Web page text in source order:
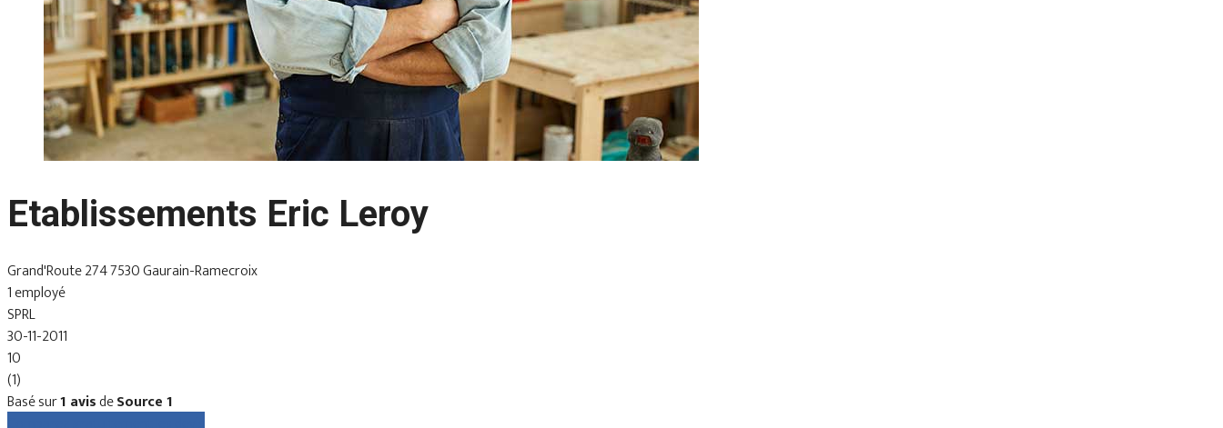
Etablissements Eric Leroy
Grand'Route 274 7530 Gaurain-Ramecroix
1 employé
SPRL
30-11-2011
10
(1)
Basé sur1 avisdeSource 1